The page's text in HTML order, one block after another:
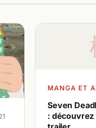
MANGA ET
Seven
: